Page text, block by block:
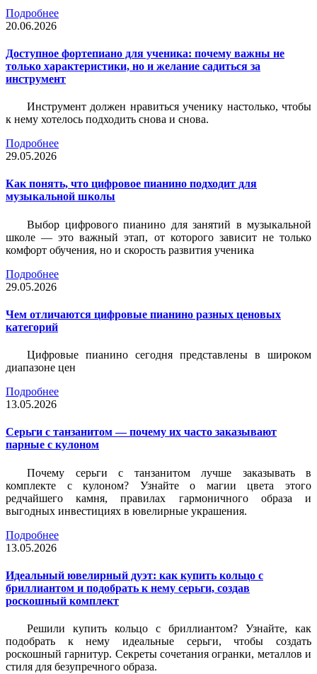
Подробнее
20.06.2026
Доступное фортепиано для ученика: почему важны не
только характеристики, но и желание садиться за
инструмент
Инструмент должен нравиться ученику настолько, чтобы
к нему хотелось подходить снова и снова.
Подробнее
29.05.2026
Как понять, что цифровое пианино подходит для
музыкальной школы
Выбор цифрового пианино для занятий в музыкальной
школе — это важный этап, от которого зависит не только
комфорт обучения, но и скорость развития ученика
Подробнее
29.05.2026
Чем отличаются цифровые пианино разных ценовых
категорий
Цифровые пианино сегодня представлены в широком
диапазоне цен
Подробнее
13.05.2026
Серьги с танзанитом — почему их часто заказывают
парные с кулоном
Почему серьги с танзанитом лучше заказывать в
комплекте с кулоном? Узнайте о магии цвета этого
редчайшего камня, правилах гармоничного образа и
выгодных инвестициях в ювелирные украшения.
Подробнее
13.05.2026
Идеальный ювелирный дуэт: как купить кольцо с
бриллиантом и подобрать к нему серьги, создав
роскошный комплект
Решили купить кольцо с бриллиантом? Узнайте, как
подобрать к нему идеальные серьги, чтобы создать
роскошный гарнитур. Секреты сочетания огранки, металлов и
стиля для безупречного образа.